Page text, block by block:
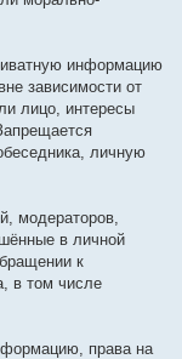
информацию
зависимости от
лицо, интересы
личную
модераторов,
в личной
к
в том числе
права на